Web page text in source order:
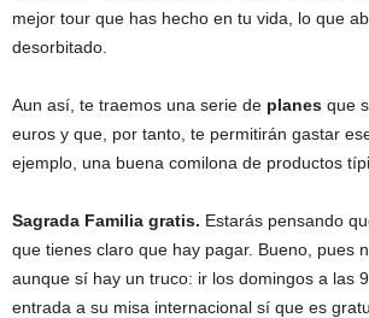
mejor tour que has hecho en tu vida, lo que
desorbitado.
Aun así, te traemos una serie de planes que
euros y que, por tanto, te permitirán gastar
ejemplo, una buena comilona de productos
Sagrada Familia gratis. Estarás pensando
que tienes claro que hay pagar. Bueno, pues
aunque sí hay un truco: ir los domingos a las
entrada a su misa internacional sí que es